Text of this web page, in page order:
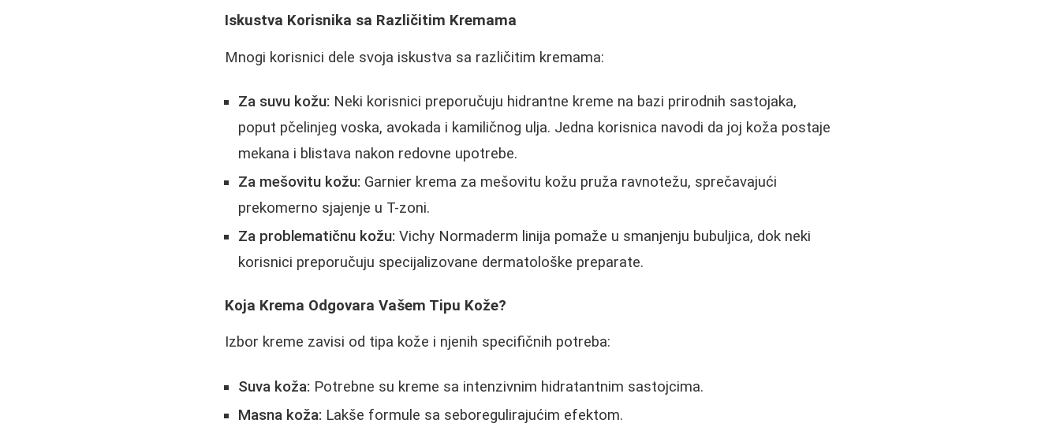
Iskustva Korisnika sa Različitim Kremama
Mnogi korisnici dele svoja iskustva sa različitim kremama:
Za suvu kožu: Neki korisnici preporučuju hidrantne kreme na bazi prirodnih sastojaka,
poput pčelinjeg voska, avokada i kamiličnog ulja. Jedna korisnica navodi da joj koža postaje
mekana i blistava nakon redovne upotrebe.
Za mešovitu kožu: Garnier krema za mešovitu kožu pruža ravnotežu, sprečavajući
prekomerno sjajenje u T-zoni.
Za problematičnu kožu: Vichy Normaderm linija pomaže u smanjenju bubuljica, dok neki
korisnici preporučuju specijalizovane dermatološke preparate.
Koja Krema Odgovara Vašem Tipu Kože?
Izbor kreme zavisi od tipa kože i njenih specifičnih potreba:
Suva koža: Potrebne su kreme sa intenzivnim hidratantnim sastojcima.
Masna koža: Lakše formule sa seboregulirajućim efektom.